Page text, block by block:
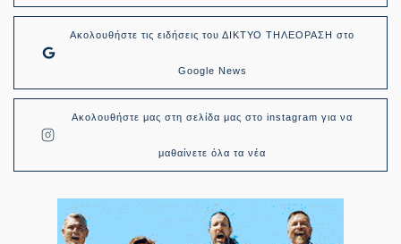
Ακολουθήστε τις ειδήσεις του ΔΙΚΤΥΟ ΤΗΛΕΟΡΑΣΗ στο
Google News
Ακολουθήστε μας στη σελίδα μας στο instagram για να
μαθαίνετε όλα τα νέα